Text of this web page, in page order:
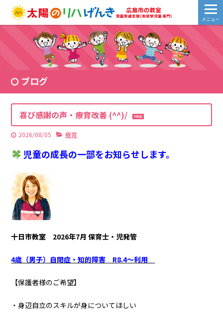
メニュー
ブログ
喜び感謝の声・療育改善 (^^)/
2026/08/05 療育
児童の成長の一部をお知らせします。
十日市教室 2026年7月 保育士・児発管
4歳（男子）自閉症・知的障害 R8.4～利用
【保護者様のご希望】
・身辺自立のスキルが身についてほしい